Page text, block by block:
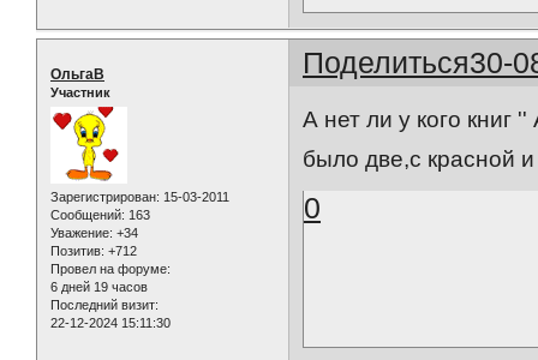
Поделиться30-
ОльгаВ
Участник
Зарегистрирован: 15-03-2011
Сообщений: 163
Уважение: +34
Позитив: +712
Провел на форуме:
6 дней 19 часов
Последний визит:
22-12-2024 15:11:30
А нет ли у кого книг
было две,с красной
0